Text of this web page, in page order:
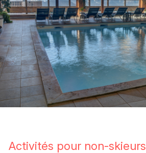
Activités pour non-skieurs